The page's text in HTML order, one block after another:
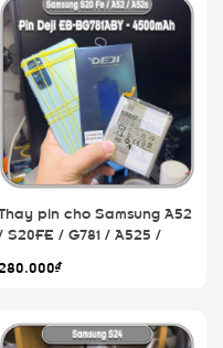
pin cho Samsung A52
S20FE / G781 / A525 /
BG781ABY 4500mAh